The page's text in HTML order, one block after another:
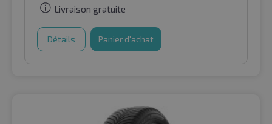
Livraison gratuite
Détails Panier d'achat